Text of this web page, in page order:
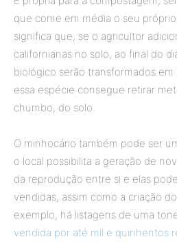
que come em média o seu
significa que, se o agricultor
californianas no solo, ao final do
biológico serão transformados em
essa espécie consegue retirar
chumbo, do solo.
O minhocário também pode ser
o local possibilita a geração de
da reprodução entre si e elas
vendidas, assim como a criação
exemplo, há listagens de uma
vendida por até mil e quinhentos